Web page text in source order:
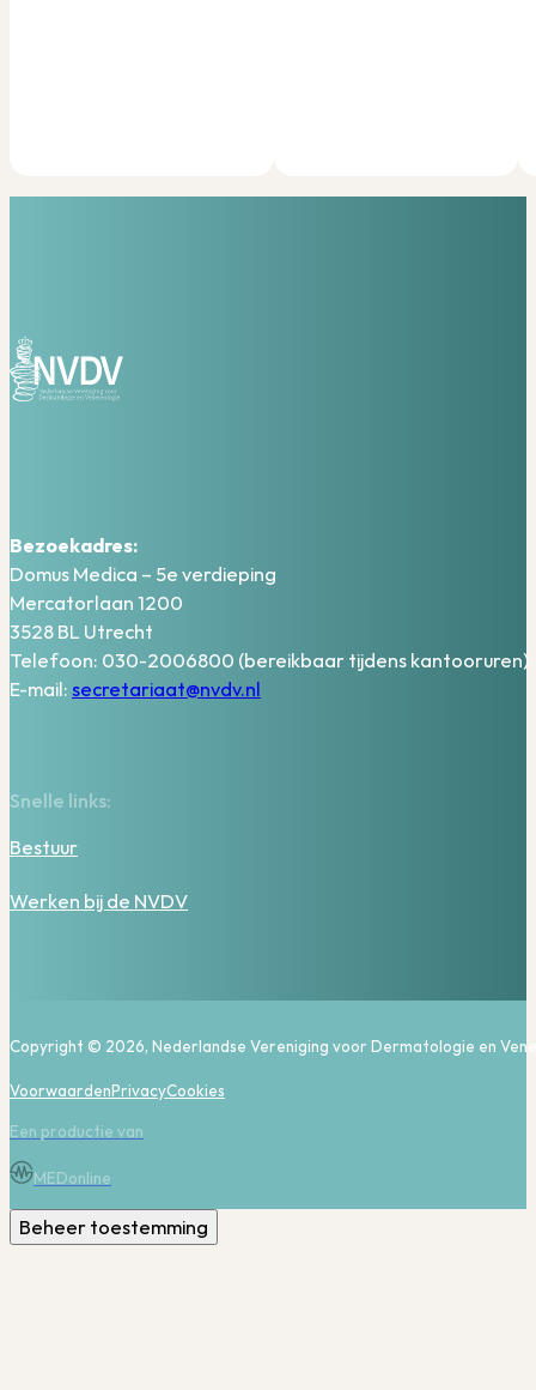
Bezoekadres:
Domus Medica – 5e verdieping
Mercatorlaan 1200
3528 BL Utrecht
Telefoon: 030-2006800 (bereikbaar tijdens kantooruren)
E-mail: secretariaat@nvdv.nl
Snelle links:
Bestuur
Werken bij de NVDV
Copyright © 2026, Nederlandse Vereniging voor Dermatologie en
VoorwaardenPrivacyCookies
Een productie van
MEDonline
Beheer toestemming